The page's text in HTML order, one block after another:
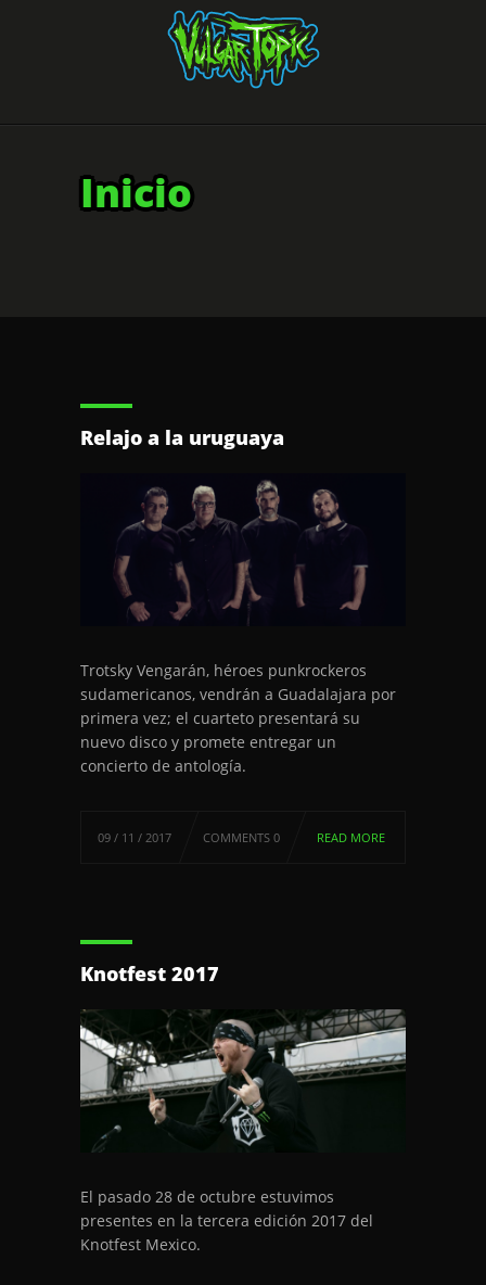
Inicio
Relajo a la uruguaya
Trotsky Vengarán, héroes punkrockeros
sudamericanos, vendrán a Guadalajara por
primera vez; el cuarteto presentará su
nuevo disco y promete entregar un
concierto de antología.
09 / 11 / 2017 COMMENTS 0 READ MORE
Knotfest 2017
El pasado 28 de octubre estuvimos
presentes en la tercera edición 2017 del
Knotfest Mexico.